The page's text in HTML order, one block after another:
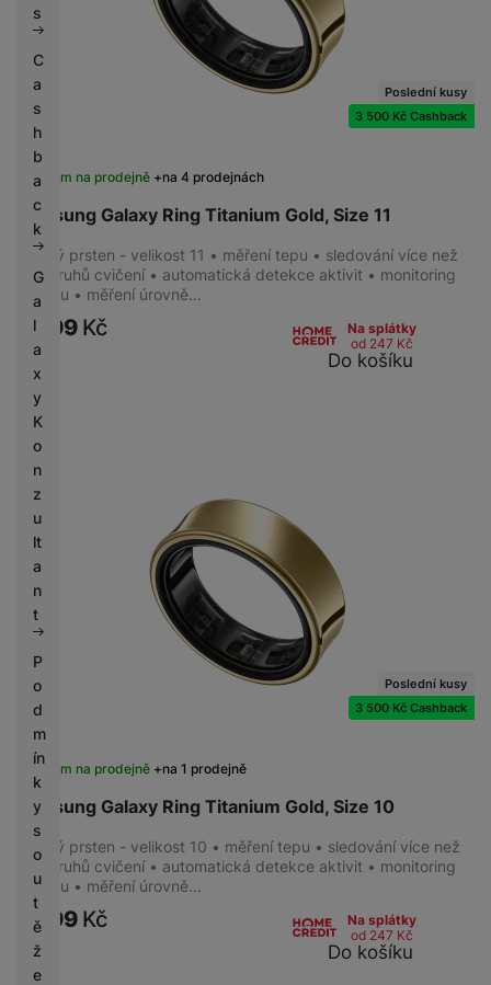
s
C
a
s
h
b
a
c
k
G
a
l
a
x
y
K
o
n
z
u
lt
a
n
t
P
o
d
m
ín
k
y
s
o
u
t
ě
ž
e
Samsung Galaxy Ring Titanium Gold, Size 11
Skladem na prodejně na 4 prodejnách
Poslední kusy
3 500 Kč Cashback
Chytrý prsten - velikost 11 • měření tepu • sledování více než
100 druhů cvičení • automatická detekce aktivit • monitoring
spánku • měření úrovně…
9 599 Kč
Na splátky
od 247 Kč
Do košíku
Samsung Galaxy Ring Titanium Gold, Size 10
Skladem na prodejně na 1 prodejně
Poslední kusy
3 500 Kč Cashback
Chytrý prsten - velikost 10 • měření tepu • sledování více než
100 druhů cvičení • automatická detekce aktivit • monitoring
spánku • měření úrovně…
9 599 Kč
Na splátky
od 247 Kč
Do košíku